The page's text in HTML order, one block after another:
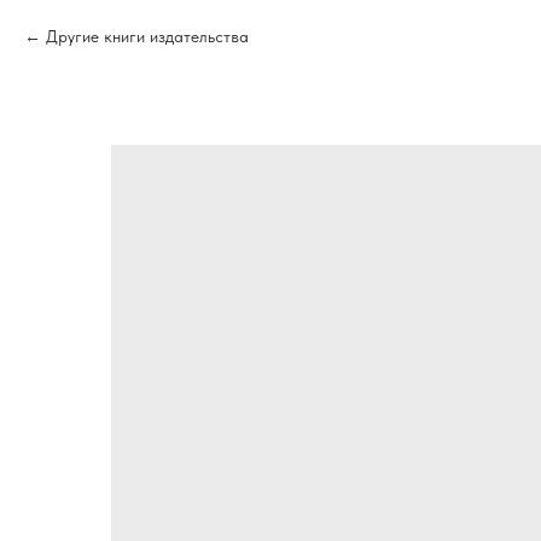
Другие книги издательства